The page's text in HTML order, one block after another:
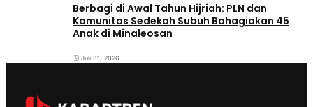
Berbagi di Awal Tahun Hijriah: PLN dan
Komunitas Sedekah Subuh Bahagiakan 45
Anak di Minaleosan
Juli 31, 2026